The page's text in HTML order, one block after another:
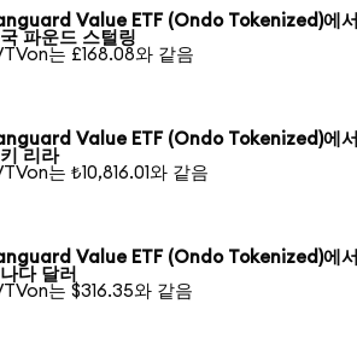
Value ETF (Ondo Tokenized)에서
파운드 스털링
는 £168.08와 같음
Value ETF (Ondo Tokenized)에서
리라
는 ₺10,816.01와 같음
Value ETF (Ondo Tokenized)에서
다 달러
는 $316.35와 같음